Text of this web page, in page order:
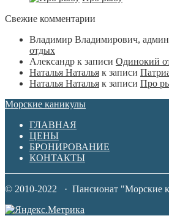
Свежие комментарии
Владимир Владимирович, админ
отдых
Александр к записи Одинокий
Наталья Наталья к записи
Наталья Наталья к записи Про
Морские каникулы
ГЛАВНАЯ
ЦЕНЫ
БРОНИРОВАНИЕ
КОНТАКТЫ
© 2010-2022 · Пансионат "Морские